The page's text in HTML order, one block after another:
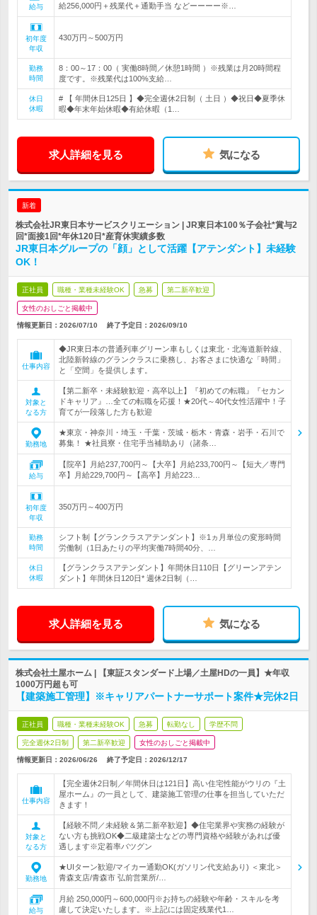
給与
給256,000円＋残業代＋通勤手当 などーーーー※…
初年度
年収
430万円～500万円
勤務
時間
8：00～17：00（ 実働8時間／休憩1時間 ）※残業は月20時間程
度です。※残業代は100%支給…
休日
休暇
# 【 年間休日125日 】◆完全週休2日制（ 土日 ）◆祝日◆夏季休
暇◆年末年始休暇◆有給休暇（1…
求人詳細を見る 気になる
新着
株式会社JR東日本サービスクリエーション | JR東日本100％子会社*賞与2
回*面接1回*年休120日*産育休実績多数
JR東日本グループの「顔」として活躍【アテンダント】未経験
OK！
正社員 職種・業種未経験OK 急募 第二新卒歓迎
女性のおしごと掲載中
情報更新日：2026/07/10 終了予定日： 2026/09/10
仕事内容
◆JR東日本の普通列車グリーン車もしくは東北・北海道新幹線、
北陸新幹線のグランクラスに乗務し、お客さまに快適な「時間」
と「空間」を提供します。
対象と
なる方
【第二新卒・未経験歓迎・高卒以上】『初めての転職』『セカン
ドキャリア』…全ての転職を応援！★20代～40代女性活躍中！子
育てが一段落した方も歓迎
勤務地
★東京・神奈川・埼玉・千葉・茨城・栃木・青森・岩手・石川で
募集！ ★社員寮・住宅手当補助あり（諸条…
給与
【院卒】月給237,700円～【大卒】月給233,700円～【短大／専門
卒】月給229,700円～【高卒】月給223…
初年度
年収
350万円～400万円
勤務
時間
シフト制【グランクラスアテンダント】※1ヵ月単位の変形時間
労働制（1日あたりの平均実働7時間40分、…
休日
休暇
【グランクラスアテンダント】年間休日110日【グリーンアテン
ダント】年間休日120日* 週休2日制（…
求人詳細を見る 気になる
株式会社土屋ホーム | 【東証スタンダード上場／土屋HDの一員】★年収
1000万円超も可
【建築施工管理】※キャリアパートナーサポート案件★完休2日
正社員 職種・業種未経験OK 急募 転勤なし 学歴不問
完全週休2日制 第二新卒歓迎 女性のおしごと掲載中
情報更新日：2026/06/26 終了予定日： 2026/12/17
仕事内容
【完全週休2日制／年間休日は121日】高い住宅性能がウリの『土
屋ホーム』の一員として、建築施工管理の仕事を担当していただ
きます！
対象と
なる方
【経験不問／未経験＆第二新卒歓迎】◆住宅業界や実務の経験が
ない方も挑戦OK◆二級建築士などの専門資格や経験があれば優
遇します※定着率バツグン
勤務地
★UIターン歓迎/マイカー通勤OK(ガソリン代支給あり) ＜東北＞
青森支店/青森市 弘前営業所/…
給与
月給 250,000円～600,000円※お持ちの経験や年齢・スキルを考
慮して決定いたします。※上記には固定残業代1…